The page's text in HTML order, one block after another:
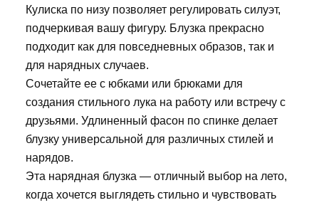
Кулиска по низу позволяет регулировать силуэт,
подчеркивая вашу фигуру. Блузка прекрасно
подходит как для повседневных образов, так и
для нарядных случаев.
Сочетайте ее с юбками или брюками для
создания стильного лука на работу или встречу с
друзьями. Удлиненный фасон по спинке делает
блузку универсальной для различных стилей и
нарядов.
Эта нарядная блузка — отличный выбор на лето,
когда хочется выглядеть стильно и чувствовать